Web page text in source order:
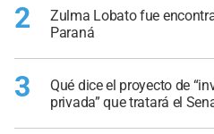
2
Zulma Lobato fue
Paraná
3
Qué dice el proyecto de
privada” que tratará el